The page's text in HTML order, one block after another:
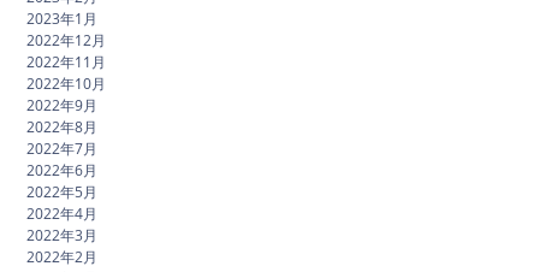
2023年1月
2022年12月
2022年11月
2022年10月
2022年9月
2022年8月
2022年7月
2022年6月
2022年5月
2022年4月
2022年3月
2022年2月